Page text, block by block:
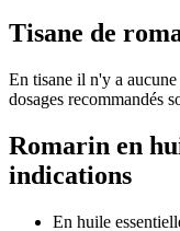
Tisane de
En tisane il n'y a
dosages recommandés
Romarin en
indications
En huile